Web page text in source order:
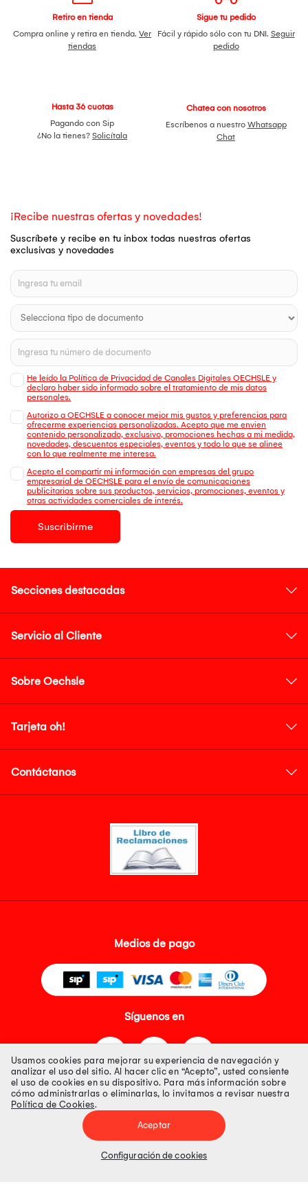
Retiro en tienda
Compra online y retira en tienda. Ver
tiendas
Sigue tu pedido
Fácil y rápido sólo con tu DNI. Seguir
pedido
Hasta 36 cuotas
Pagando con Sip
¿No la tienes? Solicítala
Chatea con nosotros
Escríbenos a nuestro Whatsapp
Chat
¡Recibe nuestras ofertas y novedades!
Suscríbete y recibe en tu inbox todas nuestras ofertas
exclusivas y novedades
He leído la Política de Privacidad de Canales Digitales OECHSLE y
declaro haber sido informado sobre el tratamiento de mis datos
personales.
Autorizo a OECHSLE a conocer mejor mis gustos y preferencias para
ofrecerme experiencias personalizadas. Acepto que me envien
contenido personalizado, exclusivo, promociones hechas a mi medida,
novedades, descuentos especiales, eventos y todo lo que se alinee
con lo que realmente me interesa.
Acepto el compartir mi información con empresas del grupo
empresarial de OECHSLE para el envío de comunicaciones
publicitarias sobre sus productos, servicios, promociones, eventos y
otras actividades comerciales de interés.
Suscribirme
Secciones destacadas
Servicio al Cliente
Sobre Oechsle
Tarjeta oh!
Contáctanos
Medios de pago
Síguenos en
Tienda 100% Segura
Tiendas Peruanas S.A. R.U.C. Nº 20493020618. Todos los derechos
Precios disponibles solo en www.oechsle.pe. Precios online publicados
Usamos cookies para mejorar su experiencia de navegación y
analizar el uso del sitio. Al hacer clic en “Acepto”, usted consiente
el uso de cookies en su dispositivo. Para más información sobre
cómo administrarlas o eliminarlas, lo invitamos a revisar nuestra
Política de Cookies.
Aceptar
Configuración de cookies